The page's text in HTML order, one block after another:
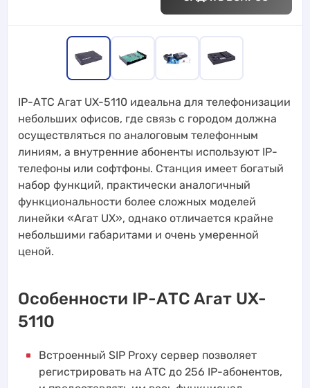
IP-АТС Агат UX-5110 идеальна для телефонизации
небольших офисов, где связь с городом должна
осуществляться по аналоговым телефонным
линиям, а внутренние абоненты используют IP-
телефоны или софтфоны. Станция имеет богатый
набор функций, практически аналогичный
функциональности более сложных моделей
линейки «Агат UX», однако отличается крайне
небольшими габаритами и очень умеренной
ценой.
Особенности IP-АТС Агат UX-
5110
Встроенный SIP Proxy сервер позволяет
регистрировать на АТС до 256 IP-абонентов,